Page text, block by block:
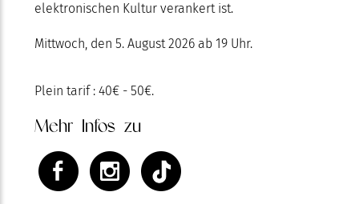
elektronischen Kultur verankert ist.
Mittwoch, den 5. August 2026 ab 19 Uhr.
Plein tarif : 40€ - 50€.
Mehr Infos zu